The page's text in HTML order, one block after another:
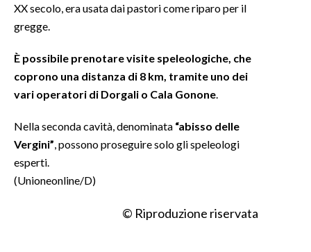
XX secolo, era usata dai pastori come riparo per il
gregge.
È possibile prenotare visite speleologiche, che
coprono una distanza di 8 km, tramite uno dei
vari operatori di Dorgali o Cala Gonone
Nella seconda cavità, denominata “a​bisso delle
Vergini” , possono proseguire solo gli speleologi
esperti.
(Unioneonline/D)
© Riproduzione riservata